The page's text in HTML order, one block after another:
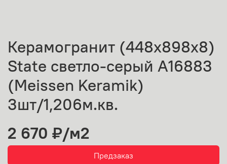
Керамогранит (448х898х8)
State светло-серый A16883
(Meissen Keramik)
3шт/1,206м.кв.
2 670 ₽/м2
Предзаказ